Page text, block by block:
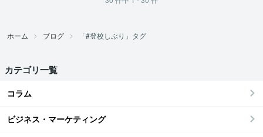
ホーム ブログ 「#登校しぶり」タグ
カテゴリ一覧
コラム
ビジネス・マーケティング